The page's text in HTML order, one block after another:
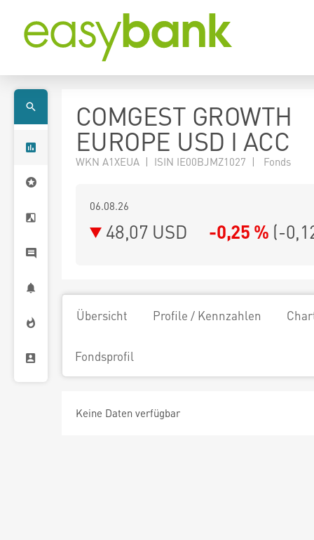
COMGEST GROWTH
EUROPE USD I ACC
WKN A1XEUA | ISIN IE00BJMZ1027 | Fonds
06.08.26
48,07 USD -0,25 % (-
Übersicht Profile / Kennzahlen
Fondsprofil
Keine Daten verfügbar